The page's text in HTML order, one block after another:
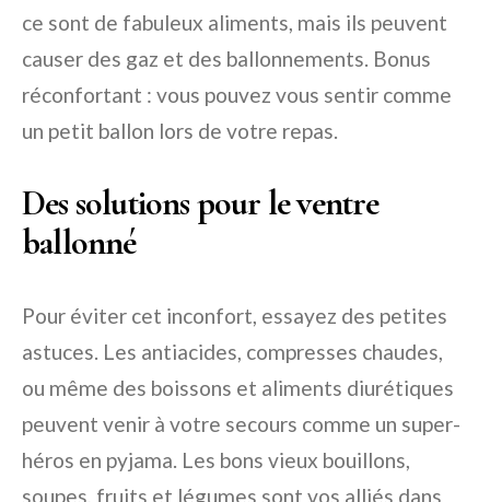
ce sont de fabuleux aliments, mais ils peuvent
causer des gaz et des ballonnements. Bonus
réconfortant : vous pouvez vous sentir comme
un petit ballon lors de votre repas.
Des solutions pour le ventre
ballonné
Pour éviter cet inconfort, essayez des petites
astuces. Les antiacides, compresses chaudes,
ou même des boissons et aliments diurétiques
peuvent venir à votre secours comme un super-
héros en pyjama. Les bons vieux bouillons,
soupes, fruits et légumes sont vos alliés dans